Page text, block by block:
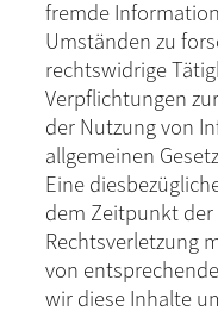
fremde
Umständen zu
rechtswidrige
Verpflichtungen
der Nutzung von
allgemeinen
Eine
dem Zeitpunkt
Rechtsverletzung
von
wir diese Inhalte